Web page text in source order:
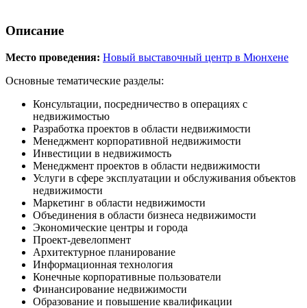
Описание
Место проведения: Новый выставочный центр в Мюнхене
Основные тематические разделы:
Консультации, посредничество в операциях с
недвижимостью
Разработка проектов в области недвижимости
Менеджмент корпоративной недвижимости
Инвестиции в недвижимость
Менеджмент проектов в области недвижимости
Услуги в сфере эксплуатации и обслуживания объектов
недвижимости
Маркетинг в области недвижимости
Объединения в области бизнеса недвижимости
Экономические центры и города
Проект-девелопмент
Архитектурное планирование
Информационная технология
Конечные корпоративные пользователи
Финансирование недвижимости
Образование и повышение квалификации